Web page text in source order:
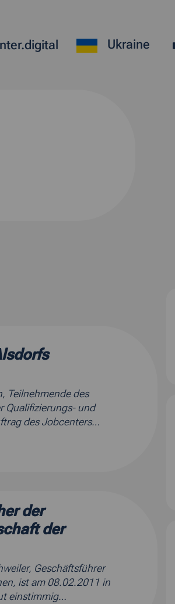
Ukraine
Teilnehmende des
Qualifizierungs- und
des Jobcenters…
der
der
Geschäftsführer
ist am 08.02.2011 in
einstimmig…